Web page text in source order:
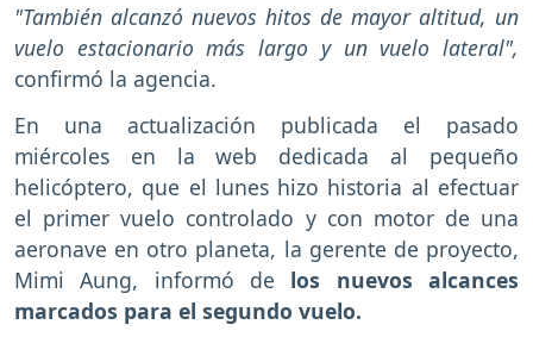
"También alcanzó nuevos hitos de mayor altitud, un
vuelo estacionario más largo y un vuelo lateral",
confirmó la agencia.
En una actualización publicada el pasado
miércoles en la web dedicada al pequeño
helicóptero, que el lunes hizo historia al efectuar
el primer vuelo controlado y con motor de una
aeronave en otro planeta, la gerente de proyecto,
Mimi Aung, informó de los nuevos alcances
marcados para el segundo vuelo.